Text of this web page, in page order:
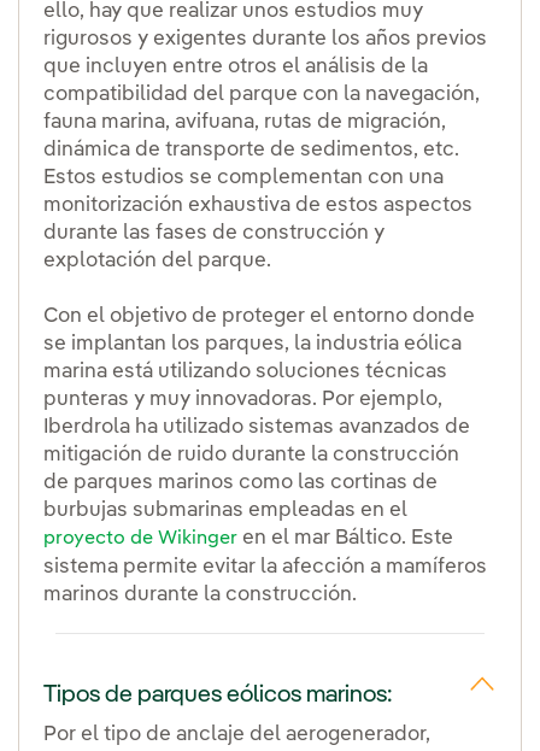
ello, hay que realizar unos estudios muy
rigurosos y exigentes durante los años previos
que incluyen entre otros el análisis de la
compatibilidad del parque con la navegación,
fauna marina, avifuana, rutas de migración,
dinámica de transporte de sedimentos, etc.
Estos estudios se complementan con una
monitorización exhaustiva de estos aspectos
durante las fases de construcción y
explotación del parque.
Con el objetivo de proteger el entorno donde
se implantan los parques, la industria eólica
marina está utilizando soluciones técnicas
punteras y muy innovadoras. Por ejemplo,
Iberdrola ha utilizado sistemas avanzados de
mitigación de ruido durante la construcción
de parques marinos como las cortinas de
burbujas submarinas empleadas en el
proyecto de Wikinger en el mar Báltico. Este
sistema permite evitar la afección a mamíferos
marinos durante la construcción.
Tipos de parques eólicos marinos:
Por el tipo de anclaje del aerogenerador,